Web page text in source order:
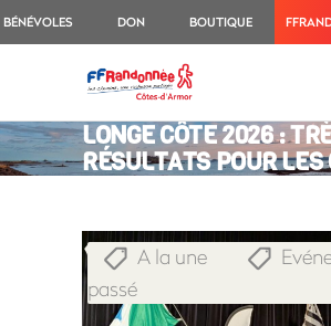
BÉNÉVOLES DON BOUTIQUE
CHAMPIONNAT DE
LONGE CÔTE 2026 :
RÉSULTATS POUR LES
A la une
passé